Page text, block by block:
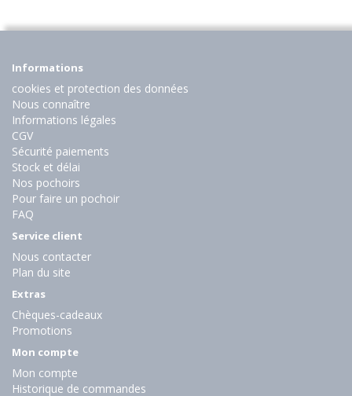
Informations
cookies et protection des données
Nous connaître
Informations légales
CGV
Sécurité paiements
Stock et délai
Nos pochoirs
Pour faire un pochoir
FAQ
Service client
Nous contacter
Plan du site
Extras
Chèques-cadeaux
Promotions
Mon compte
Mon compte
Historique de commandes